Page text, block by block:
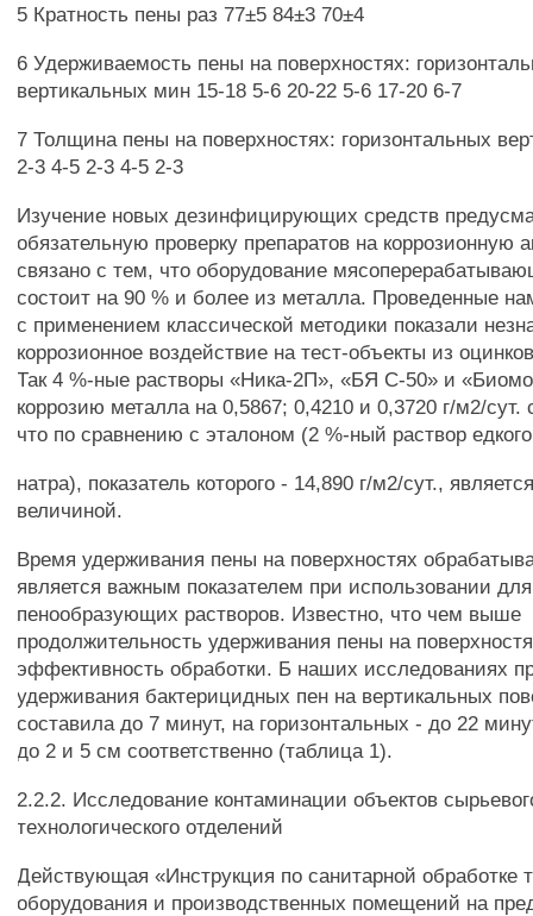
5 Кратность пены раз 77±5 84±3 70±4
6 Удерживаемость пены на поверхностях:
вертикальных мин 15-18 5-6 20-22 5-6 17-20 6-7
7 Толщина пены на поверхностях: горизонтальных
2-3 4-5 2-3 4-5 2-3
Изучение новых дезинфицирующих средств
обязательную проверку препаратов на коррозионную
связано с тем, что оборудование
состоит на 90 % и более из металла. Проведенные
с применением классической методики показали
коррозионное воздействие на тест-объекты из
Так 4 %-ные растворы «Ника-2П», «БЯ С-50» и
коррозию металла на 0,5867; 0,4210 и 0,3720 г/м2/сут.
что по сравнению с эталоном (2 %-ный раствор едкого
натра), показатель которого - 14,890 г/м2/сут.,
величиной.
Время удерживания пены на поверхностях
является важным показателем при использовании
пенообразующих растворов. Известно, что чем выше
продолжительность удерживания пены на
эффективность обработки. Б наших исследованиях
удерживания бактерицидных пен на вертикальных
составила до 7 минут, на горизонтальных - до 22
до 2 и 5 см соответственно (таблица 1).
2.2.2. Исследование контаминации объектов
технологического отделений
Действующая «Инструкция по санитарной обработке
оборудования и производственных помещений на